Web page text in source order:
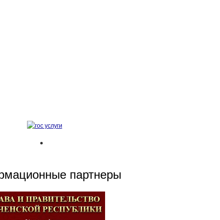
партнеры